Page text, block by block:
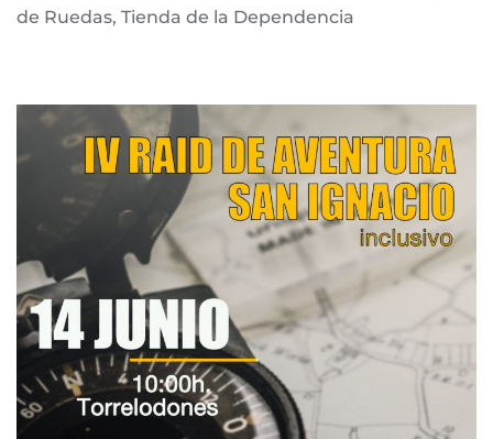
de Ruedas, Tienda de la Dependencia